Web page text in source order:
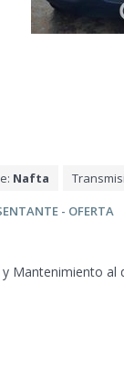
Nafta
- OFERTA
Mantenimiento al